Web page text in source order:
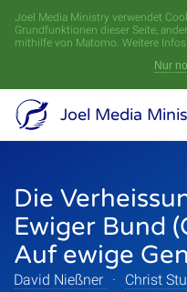
Joel Media Ministry verwendet
Grundfunktionen dieser Seite,
mithilfe von Matomo. Weitere
Nur
Joel Media
Die
Ewiger Bund
Auf ewige
David Nießner ·
Christ